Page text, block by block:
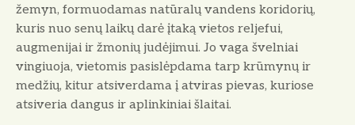
žemyn, formuodamas natūralų vandens koridorių,
kuris nuo senų laikų darė įtaką vietos reljefui,
augmenijai ir žmonių judėjimui. Jo vaga švelniai
vingiuoja, vietomis pasislėpdama tarp krūmynų ir
medžių, kitur atsiverdama į atviras pievas, kuriose
atsiveria dangus ir aplinkiniai šlaitai.